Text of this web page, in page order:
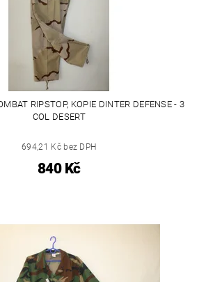
RIPSTOP, KOPIE DINTER DEFENSE - 3
COL DESERT
694,21 Kč bez DPH
840 Kč